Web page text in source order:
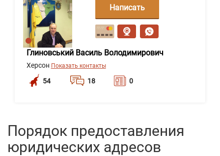
Глиновський Василь Володимирович
Херсон Показать контакты
54 18 0
Написать
сообщение
Порядок предоставления
юридических адресов